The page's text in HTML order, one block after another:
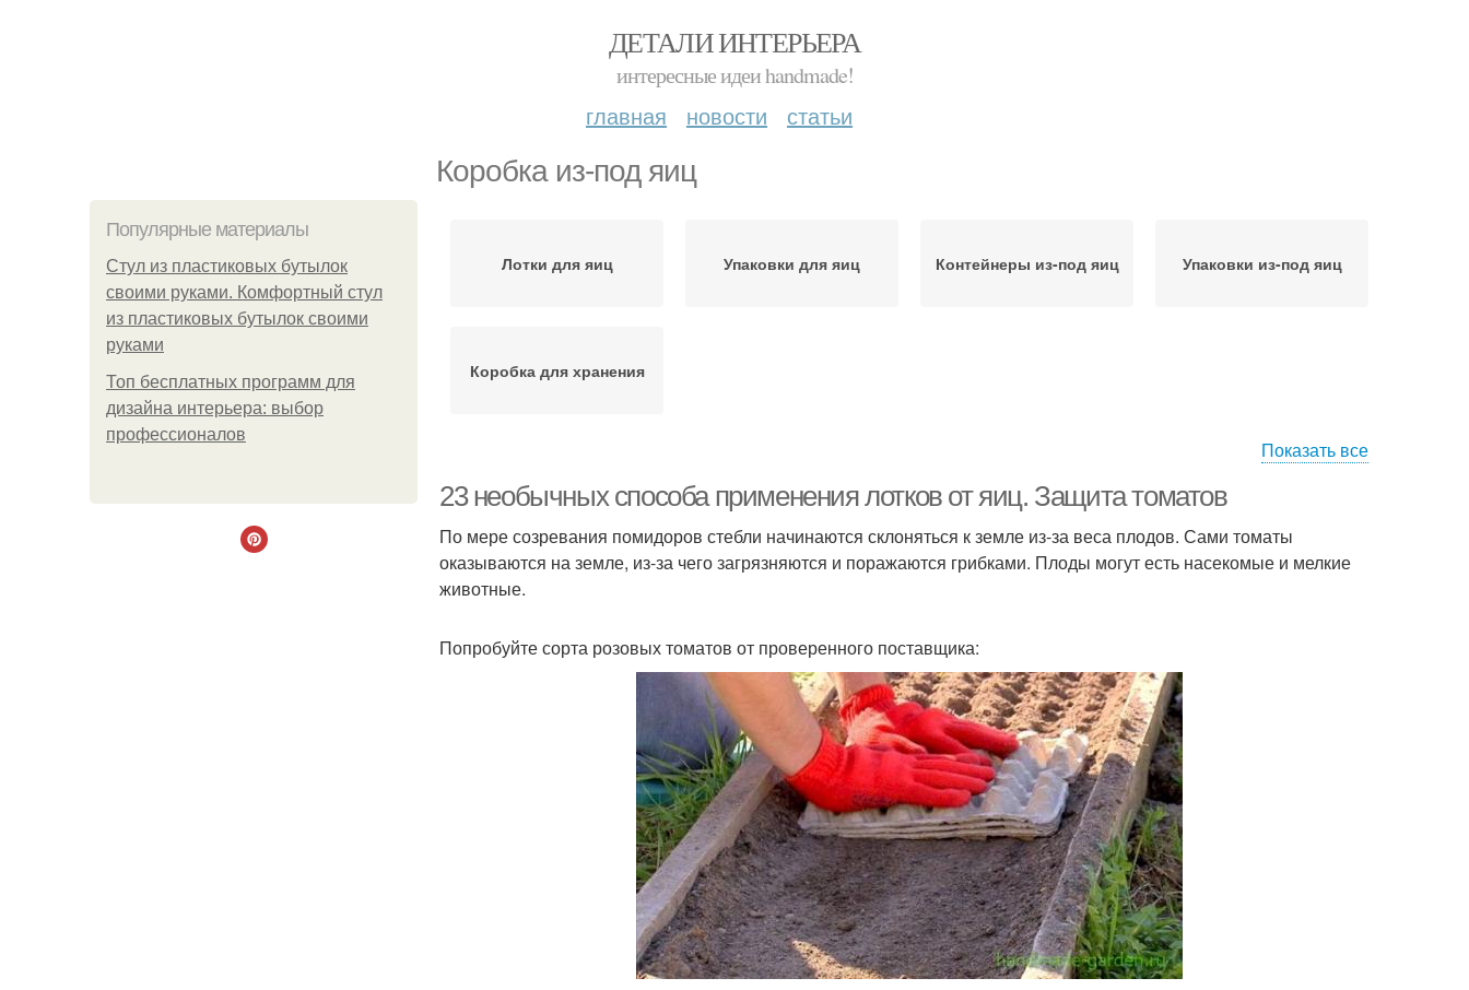
ДЕТАЛИ ИНТЕРЬЕРА
интересные идеи handmade!
главная новости статьи
Коробка из-под яиц
Популярные материалы
Стул из пластиковых бутылок
своими руками. Комфортный стул
из пластиковых бутылок своими
руками
Топ бесплатных программ для
дизайна интерьера: выбор
профессионалов
Лотки для яиц Упаковки для яиц Контейнеры из-под яиц Упаковки из-под яиц
Коробка для хранения
Показать все
23 необычных способа применения лотков от яиц. Защита томатов
По мере созревания помидоров стебли начинаются склоняться к земле из-за веса плодов. Сами томаты
оказываются на земле, из-за чего загрязняются и поражаются грибками. Плоды могут есть насекомые и мелкие
животные.
Попробуйте сорта розовых томатов от проверенного поставщика: